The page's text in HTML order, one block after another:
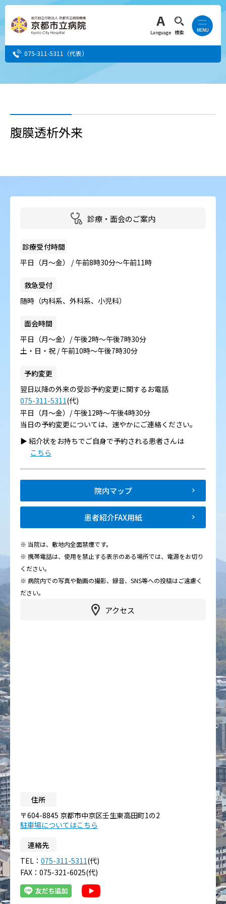
Language 検索
075-311-5311 （代表）
当院へ就職希望の方
事業者・その他の方
よくある質問
腹膜透析外来
アクセス
住所
〒604-8845 京都市中京区壬生東高田町1の2
駐車場についてはこちら
連絡先
TEL： 075-311-5311(代)
FAX：075-321-6025(代)
診療・面会のご案内
診療受付時間
平日（月～金） / 午前8時30分～午前11時
救急受付
随時（内科系、外科系、小児科）
面会時間
平日（月～金）/ 午後2時～午後7時30分
土・日・祝 / 午前10時～午後7時30分
予約変更
翌日以降の外来の受診予約変更に関するお電話
075-311-5311(代)
平日（月～金）/ 午後12時～午後4時30分
当日の予約変更については、速やかにご連絡ください。
▶︎ 紹介状をお持ちでご自身で予約される患者さんは
こちら
院内マップ
患者紹介FAX用紙
※ 当院は、敷地内全面禁煙です。
※ 携帯電話は、使用を禁止する表示のある場所では、電源をお切り
ください。
※ 病院内での写真や動画の撮影、録音、SNS等への投稿はご遠慮く
ださい。